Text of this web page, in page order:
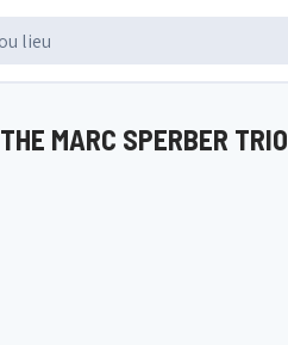
THE MARC SPERBER TRIO